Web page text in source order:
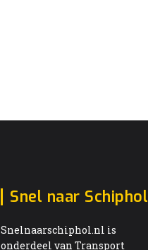
Snel naar Schiphol
Snelnaarschiphol.nl is
onderdeel van Transport